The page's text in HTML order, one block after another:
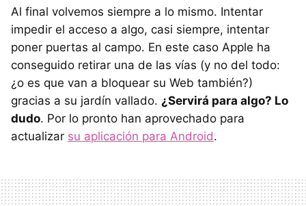
Al final volvemos siempre a lo mismo. Intentar
impedir el acceso a algo, casi siempre, intentar
poner puertas al campo. En este caso Apple ha
conseguido retirar una de las vías (y no del todo:
¿o es que van a bloquear su Web también?)
gracias a su jardín vallado. ¿Servirá para algo? Lo
dudo. Por lo pronto han aprovechado para
actualizar su aplicación para Android.